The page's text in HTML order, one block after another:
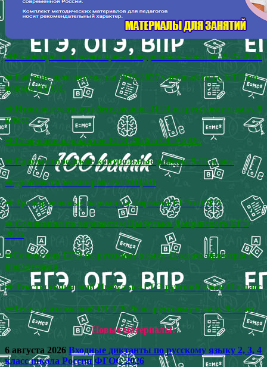
➡Разговоры о важном цикл внеурочных занятий 2025-2026
➡ Рабочие программы на 2026-2027 учебный год с КТП по
новым ФГОС
➡ Итоговое устное собеседование ОГЭ по русскому языку 9
класс
➡Сборники вариантов ЕГЭ 2026 и ОГЭ 2026
➡ Единые городские контрольные работы 9-11 класс
➡ Диагностические работы МЦКО
➡ Тренировочные варианты формата ЕГЭ и ОГЭ
➡Сочинения по вариантам Цыбулько Дощинского ЕГЭ
2025
➡Сочинения ЕГЭ по русскому языку 11 класс примеры с
проблемами
➡Тексты сочинений Цыбулько ЕГЭ русский язык 11 класс
➡Тексты изложений ОГЭ 2026 по русскому языку 9 класс
Новые материалы:
6 августа 2026 Входные диктанты по русскому языку 2, 3, 4
класс школа России ФГОС 2026